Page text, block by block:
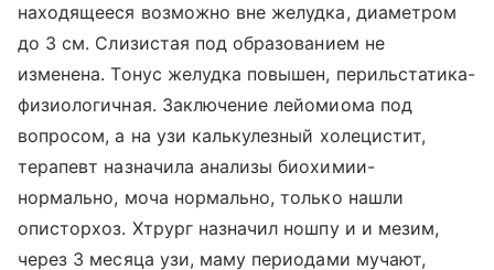
находящееся возможно вне желудка, диаметром
до 3 см. Слизистая под образованием не
изменена. Тонус желудка повышен, перильстатика-
физиологичная. Заключение лейомиома под
вопросом, а на узи калькулезный холецистит,
терапевт назначила анализы биохимии-
нормально, моча нормально, только нашли
описторхоз. Хтрург назначил ношпу и и мезим,
через 3 месяца узи, маму периодами мучают,